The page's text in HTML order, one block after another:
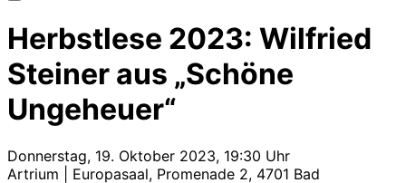
Herbstlese 2023: Wilfried
Steiner aus „Schöne
Ungeheuer“
Donnerstag, 19. Oktober 2023, 19:30 Uhr
Artrium | Europasaal, Promenade 2, 4701 Bad